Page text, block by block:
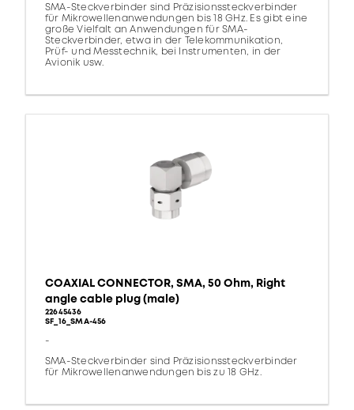
SMA-Steckverbinder sind Präzisionssteckverbinder
für Mikrowellenanwendungen bis 18 GHz. Es gibt eine
große Vielfalt an Anwendungen für SMA-
Steckverbinder, etwa in der Telekommunikation,
Prüf- und Messtechnik, bei Instrumenten, in der
Avionik usw.
COAXIAL CONNECTOR, SMA, 50 Ohm, Right
angle cable plug (male)
22645436
SF_16_SMA-456
-
SMA-Steckverbinder sind Präzisionssteckverbinder
für Mikrowellenanwendungen bis zu 18 GHz.